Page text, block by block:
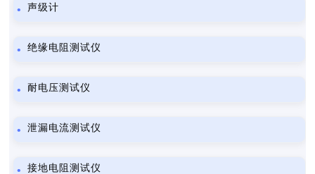
声级计
绝缘电阻测试仪
耐电压测试仪
泄漏电流测试仪
接地电阻测试仪